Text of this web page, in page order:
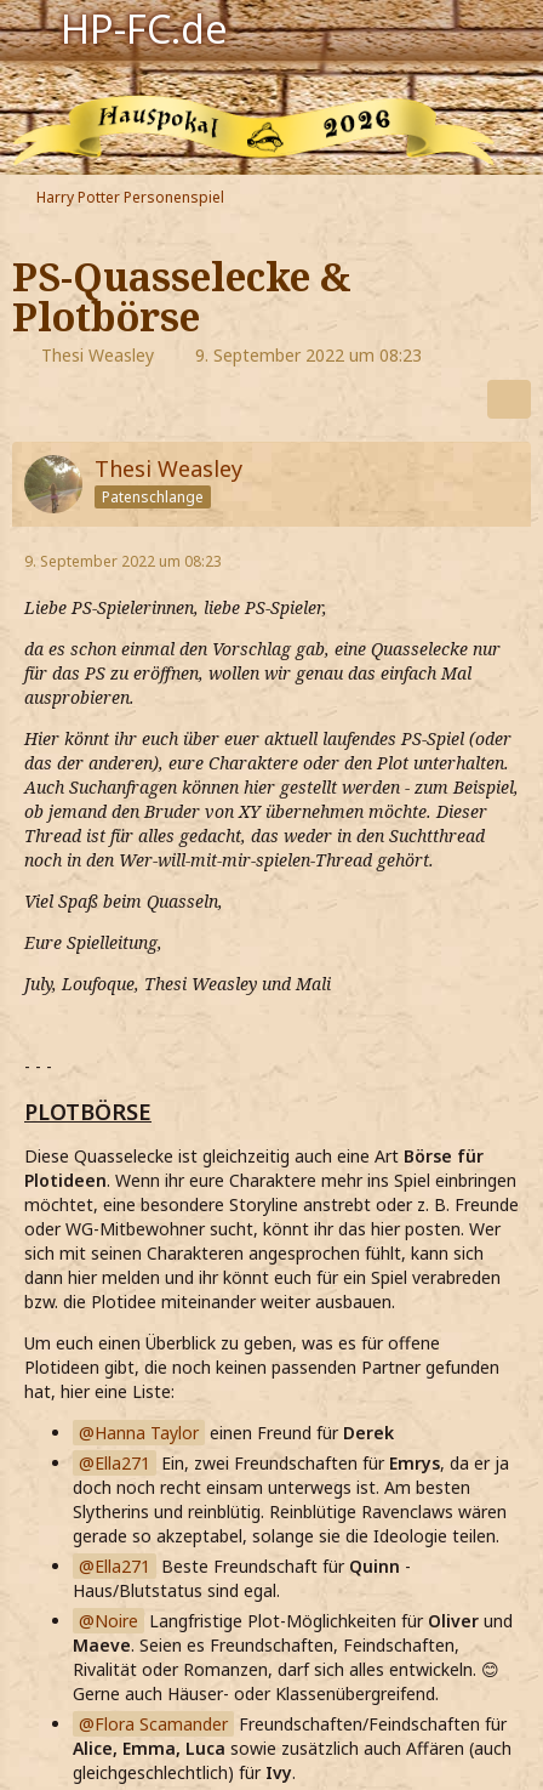
HP-FC.de
Navigation
Harry Potter
Der HP-FC
Hogwarts
Zauberwelt
Willkommen
Jetzt Fanclub-Mitglied werden!
Harry Potter Personenspiel
PS-Quasselecke &
Plotbörse
Thesi Weasley 9. September 2022 um 08:23
Thesi Weasley
Patenschlange
9. September 2022 um 08:23
Liebe PS-Spielerinnen, liebe PS-Spieler,
da es schon einmal den Vorschlag gab, eine Quasselecke nur
für das PS zu eröffnen, wollen wir genau das einfach Mal
ausprobieren.
Hier könnt ihr euch über euer aktuell laufendes PS-Spiel (oder
das der anderen), eure Charaktere oder den Plot unterhalten.
Auch Suchanfragen können hier gestellt werden - zum Beispiel,
ob jemand den Bruder von XY übernehmen möchte. Dieser
Thread ist für alles gedacht, das weder in den Suchtthread
noch in den Wer-will-mit-mir-spielen-Thread gehört.
Viel Spaß beim Quasseln,
Eure Spielleitung,
July, Loufoque, Thesi Weasley und Mali
- - -
PLOTBÖRSE
Diese Quasselecke ist gleichzeitig auch eine Art Börse für
Plotideen. Wenn ihr eure Charaktere mehr ins Spiel einbringen
möchtet, eine besondere Storyline anstrebt oder z. B. Freunde
oder WG-Mitbewohner sucht, könnt ihr das hier posten. Wer
sich mit seinen Charakteren angesprochen fühlt, kann sich
dann hier melden und ihr könnt euch für ein Spiel verabreden
bzw. die Plotidee miteinander weiter ausbauen.
Um euch einen Überblick zu geben, was es für offene
Plotideen gibt, die noch keinen passenden Partner gefunden
hat, hier eine Liste:
Hanna Taylor einen Freund für Derek
Ella271
Ein, zwei Freundschaften für Emrys, da er ja
doch noch recht einsam unterwegs ist. Am besten
Slytherins und reinblütig. Reinblütige Ravenclaws wären
gerade so akzeptabel, solange sie die Ideologie teilen.
Ella271
Beste Freundschaft für Quinn -
Haus/Blutstatus sind egal.
Noire Langfristige Plot-Möglichkeiten für Oliver und
Maeve. Seien es Freundschaften, Feindschaften,
Rivalität oder Romanzen, darf sich alles entwickeln. 😊
Gerne auch Häuser- oder Klassenübergreifend.
Flora Scamander Freundschaften/Feindschaften für
Alice, Emma, Luca sowie zusätzlich auch Affären (auch
gleichgeschlechtlich) für Ivy.